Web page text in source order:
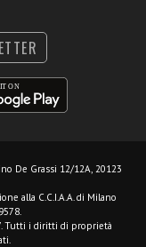
De Grassi 12/12A, 20123
alla C.C.I.A.A. di Milano
Tutti i diritti di proprietà